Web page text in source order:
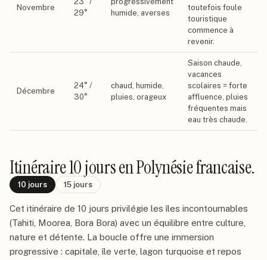
Novembre
29°
humide, averses
toutefois foule
touristique
commence à
revenir.
Décembre
24° /
30°
chaud, humide,
pluies, orageux
Saison chaude,
vacances
scolaires = forte
affluence, pluies
fréquentes mais
eau très chaude.
Itinéraire10 joursen Polynésie francaise.
10 jours 15 jours
Cet itinéraire de 10 jours privilégie les îles incontournables
(Tahiti, Moorea, Bora Bora) avec un équilibre entre culture,
nature et détente. La boucle offre une immersion
progressive : capitale, île verte, lagon turquoise et repos